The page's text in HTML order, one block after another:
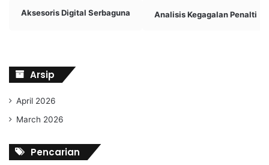
Aksesoris Digital Serbaguna Analisis Kegagalan Penalti
Arsip
April 2026
March 2026
Pencarian